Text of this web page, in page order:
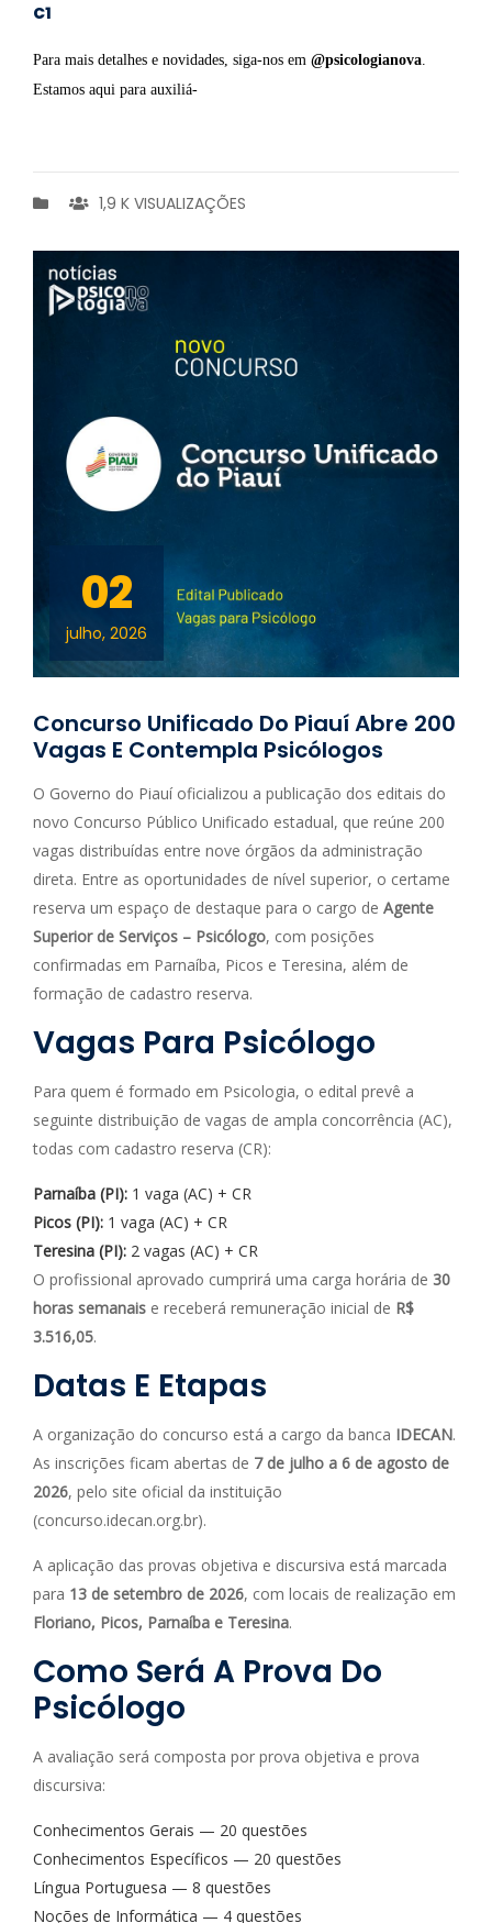
C1
Para mais detalhes e novidades, siga-nos em @psicologianova
Estamos aqui para auxiliá-
1,9 K VISUALIZAÇÕES
02
julho, 2026
Concurso Unificado Do Piauí Abre 200
Vagas E Contempla Psicólogos
O Governo do Piauí oficializou a publicação dos editais do
novo Concurso Público Unificado estadual, que reúne 200
vagas distribuídas entre nove órgãos da administração
direta. Entre as oportunidades de nível superior, o certame
reserva um espaço de destaque para o cargo de Agente
Superior de Serviços – Psicólogo, com posições
confirmadas em Parnaíba, Picos e Teresina, além de
formação de cadastro reserva.
Vagas Para Psicólogo
Para quem é formado em Psicologia, o edital prevê a
seguinte distribuição de vagas de ampla concorrência (AC),
todas com cadastro reserva (CR):
Parnaíba (PI): 1 vaga (AC) + CR
Picos (PI): 1 vaga (AC) + CR
Teresina (PI): 2 vagas (AC) + CR
O profissional aprovado cumprirá uma carga horária de 30
horas semanais e receberá remuneração inicial de R$
3.516,05.
Datas E Etapas
A organização do concurso está a cargo da banca IDECAN.
As inscrições ficam abertas de 7 de julho a 6 de agosto de
2026, pelo site oficial da instituição
(concurso.idecan.org.br).
A aplicação das provas objetiva e discursiva está marcada
para 13 de setembro de 2026, com locais de realização em
Floriano, Picos, Parnaíba e Teresina.
Como Será A Prova Do
Psicólogo
A avaliação será composta por prova objetiva e prova
discursiva:
Conhecimentos Gerais — 20 questões
Conhecimentos Específicos — 20 questões
Língua Portuguesa — 8 questões
Noções de Informática — 4 questões